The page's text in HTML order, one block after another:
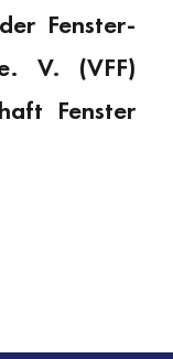
Fenster-
V. (VFF)
Fenster